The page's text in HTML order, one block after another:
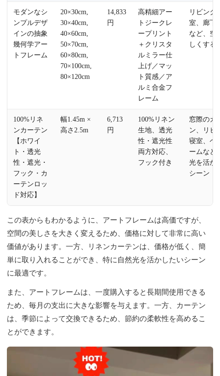
モダンなシ
ンプルデザ
インの抽象
幾何学アー
トフレーム
20×30cm,
30×40cm,
40×60cm,
50×70cm,
60×80cm,
70×100cm,
80×120cm
14,833
円
高精細アー
トジークレ
ープリント
＋クリスタ
ルミラー仕
上げ／マッ
ト質感／ア
ルミ合金フ
レーム
リビング
室、廊下
など、空
しくする
100%リネ
ンカーテン
【ホワイ
ト・透光
性・遮光・
フック・カ
ーテンロッ
ド対応】
幅1.45m ×
高さ2.5m
6,713
円
100%リネン
生地、透光
性・遮光性
両方対応、
フック付き
窓際のカ
ン、リビ
寝室、ベ
ームなど
光を活か
シーン
この表からもわかるように、アートフレームは高価ですが、
空間の美しさを大きく変えるため、価格に対して非常に高い
価値があります。一方、リネンカーテンは、価格が低く、簡
単に取り入れることができ、特に自然光を活かしたいシーン
に最適です。
また、アートフレームは、一度購入すると長期間使用できる
ため、毎月の支出に大きな影響を与えます。一方、カーテン
は、季節によって交換できるため、節約の柔軟性を高めるこ
とができます。